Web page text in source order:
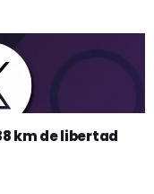
km de libertad